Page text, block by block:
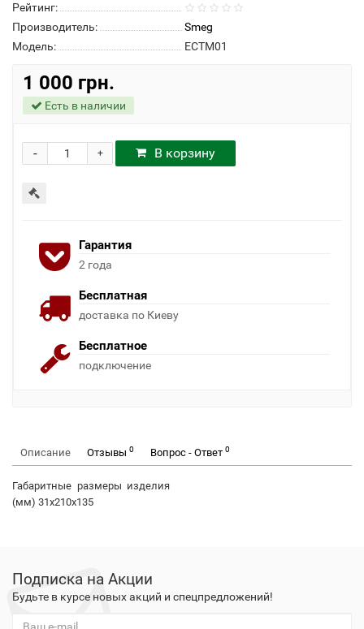
Рейтинг:
Производитель:
Smeg
Модель:
ECTM01
1 000 грн.
Есть в наличии
+
- В корзину
Гарантия
2 года
Бесплатная
доставка по Киеву
Бесплатное
подключение
Описание Отзывы 0 Вопрос - Ответ 0
Габаритные размеры изделия
(мм) 31x210x135
Подписка на Акции
Будьте в курсе новых акций и спецпредложений!